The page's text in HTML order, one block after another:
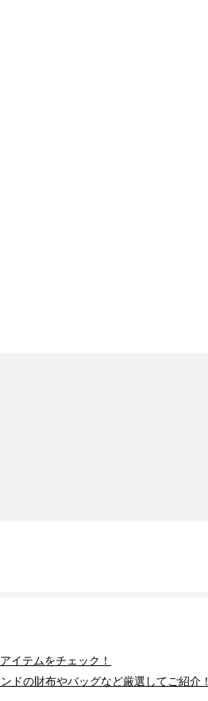
イテムをチェック！
ドの財布やバッグなど厳選してご紹介！